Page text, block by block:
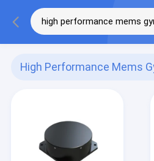
High Performance Mems